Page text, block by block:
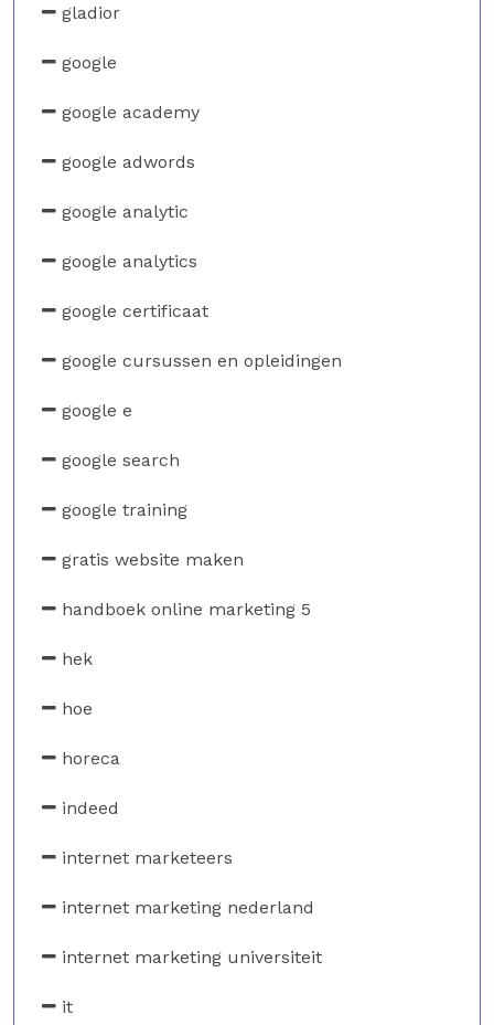
gladior
google
google academy
google adwords
google analytic
google analytics
google certificaat
google cursussen en opleidingen
google e
google search
google training
gratis website maken
handboek online marketing 5
hek
hoe
horeca
indeed
internet marketeers
internet marketing nederland
internet marketing universiteit
it